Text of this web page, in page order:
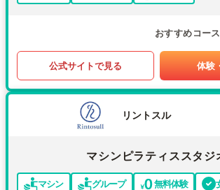
おすすめコー
公式サイトで見る 体験
リントスル
マシンピラティススタジ
マシン グループ 無料体験